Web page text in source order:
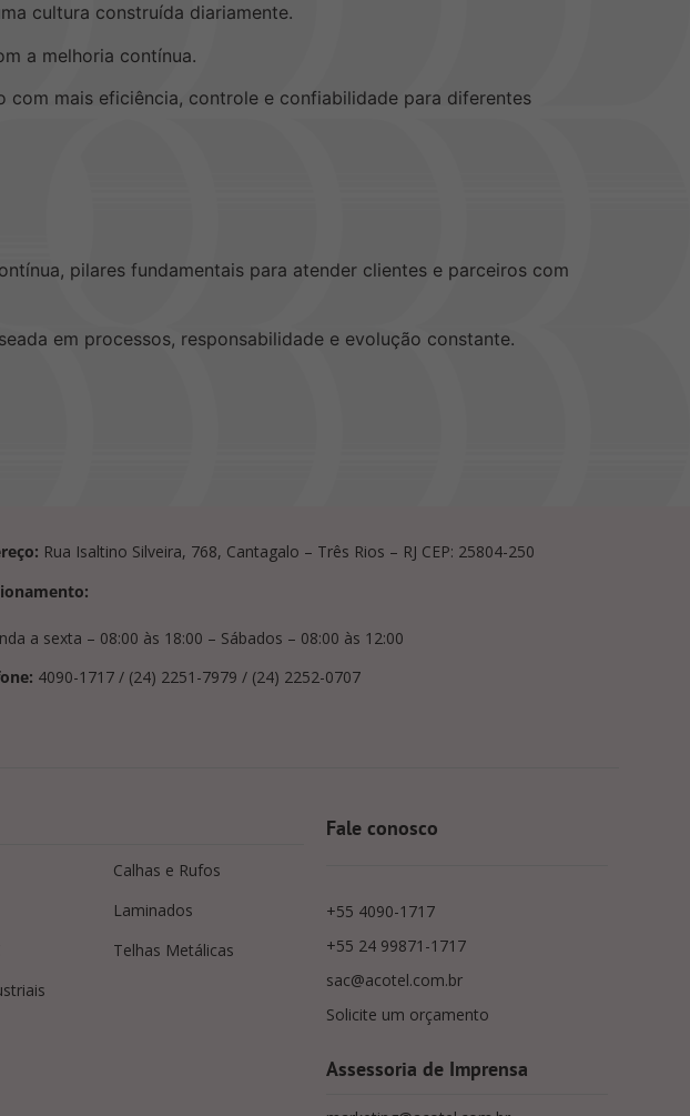
cultura construída diariamente.
a melhoria contínua.
mais eficiência, controle e confiabilidade para diferentes
pilares fundamentais para atender clientes e parceiros com
em processos, responsabilidade e evolução constante.
Rua Isaltino Silveira, 768, Cantagalo – Três Rios – RJ CEP: 25804-250
a sexta – 08:00 às 18:00 – Sábados – 08:00 às 12:00
4090-1717 / (24) 2251-7979 / (24) 2252-0707
Calhas e Rufos
Laminados
Telhas Metálicas
Fale conosco
+55 4090-1717
+55 24 99871-1717
sac@acotel.com.br
Solicite um orçamento
Assessoria de Imprensa